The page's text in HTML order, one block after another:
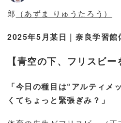
郎 （あずま りゅうたろう）
2025年5月某日｜奈良学習
【青空の下、フリスビー
「今日の種目は“アルティメ
くてちょっと緊張ぎみ？」